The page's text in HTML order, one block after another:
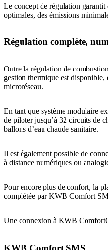
Le concept de régulation
optimales, des émissions
Régulation complète,
Outre la régulation de
gestion thermique est
microréseau.
En tant que système modulaire
de piloter jusqu’à 32 circuits de
ballons d’eau chaude sanitaire.
Il est également possible de
à distance numériques ou
Pour encore plus de confort, la
complétée par KWB Comfort
Une connexion à KWB
KWB Comfort SMS